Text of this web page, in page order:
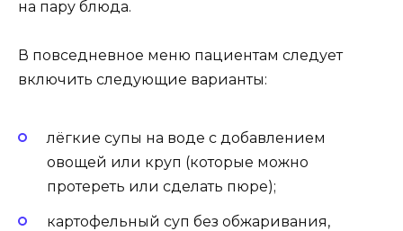
на пару блюда.
В повседневное меню пациентам следует
включить следующие варианты:
лёгкие супы на воде с добавлением
овощей или круп (которые можно
протереть или сделать пюре);
картофельный суп без обжаривания,